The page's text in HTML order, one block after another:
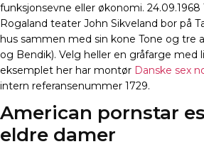
funksjonsevne eller økonomi.
Rogaland teater John Sikveland bor på
hus sammen med sin kone Tone og tre
og Bendik). Velg heller en gråfarge med
eksemplet her har montør Danske sex
intern referansenummer 1729.
American pornstar
eldre damer